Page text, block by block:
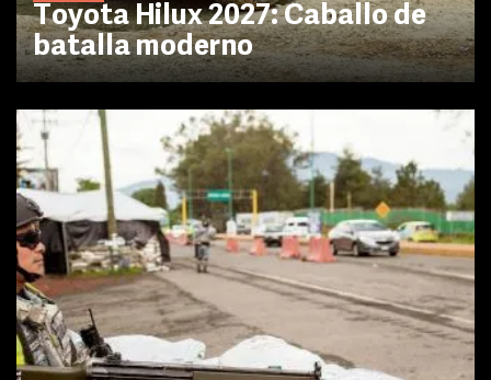
Toyota Hilux 2027: Caballo de
batalla moderno